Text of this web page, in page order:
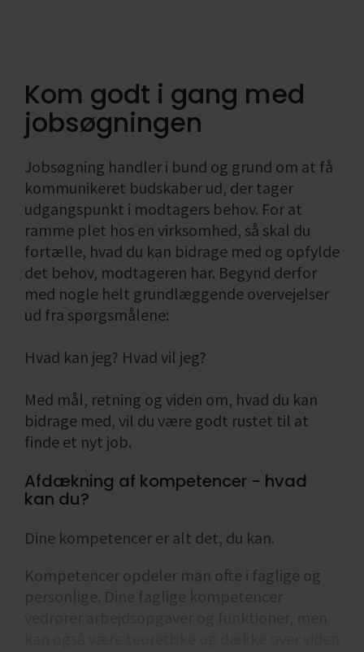
Kom godt i gang med
jobsøgningen
Jobsøgning handler i bund og grund om at få
kommunikeret budskaber ud, der tager
udgangspunkt i modtagers behov. For at
ramme plet hos en virksomhed, så skal du
fortælle, hvad du kan bidrage med og opfylde
det behov, modtageren har. Begynd derfor
med nogle helt grundlæggende overvejelser
ud fra spørgsmålene:
Hvad kan jeg? Hvad vil jeg?
Med mål, retning og viden om, hvad du kan
bidrage med, vil du være godt rustet til at
finde et nyt job.
Afdækning af kompetencer - hvad
kan du?
Dine kompetencer er alt det, du kan.
Kompetencer opdeler man ofte i faglige og
personlige. Dine faglige kompetencer